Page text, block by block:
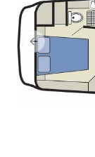
Previous Slide